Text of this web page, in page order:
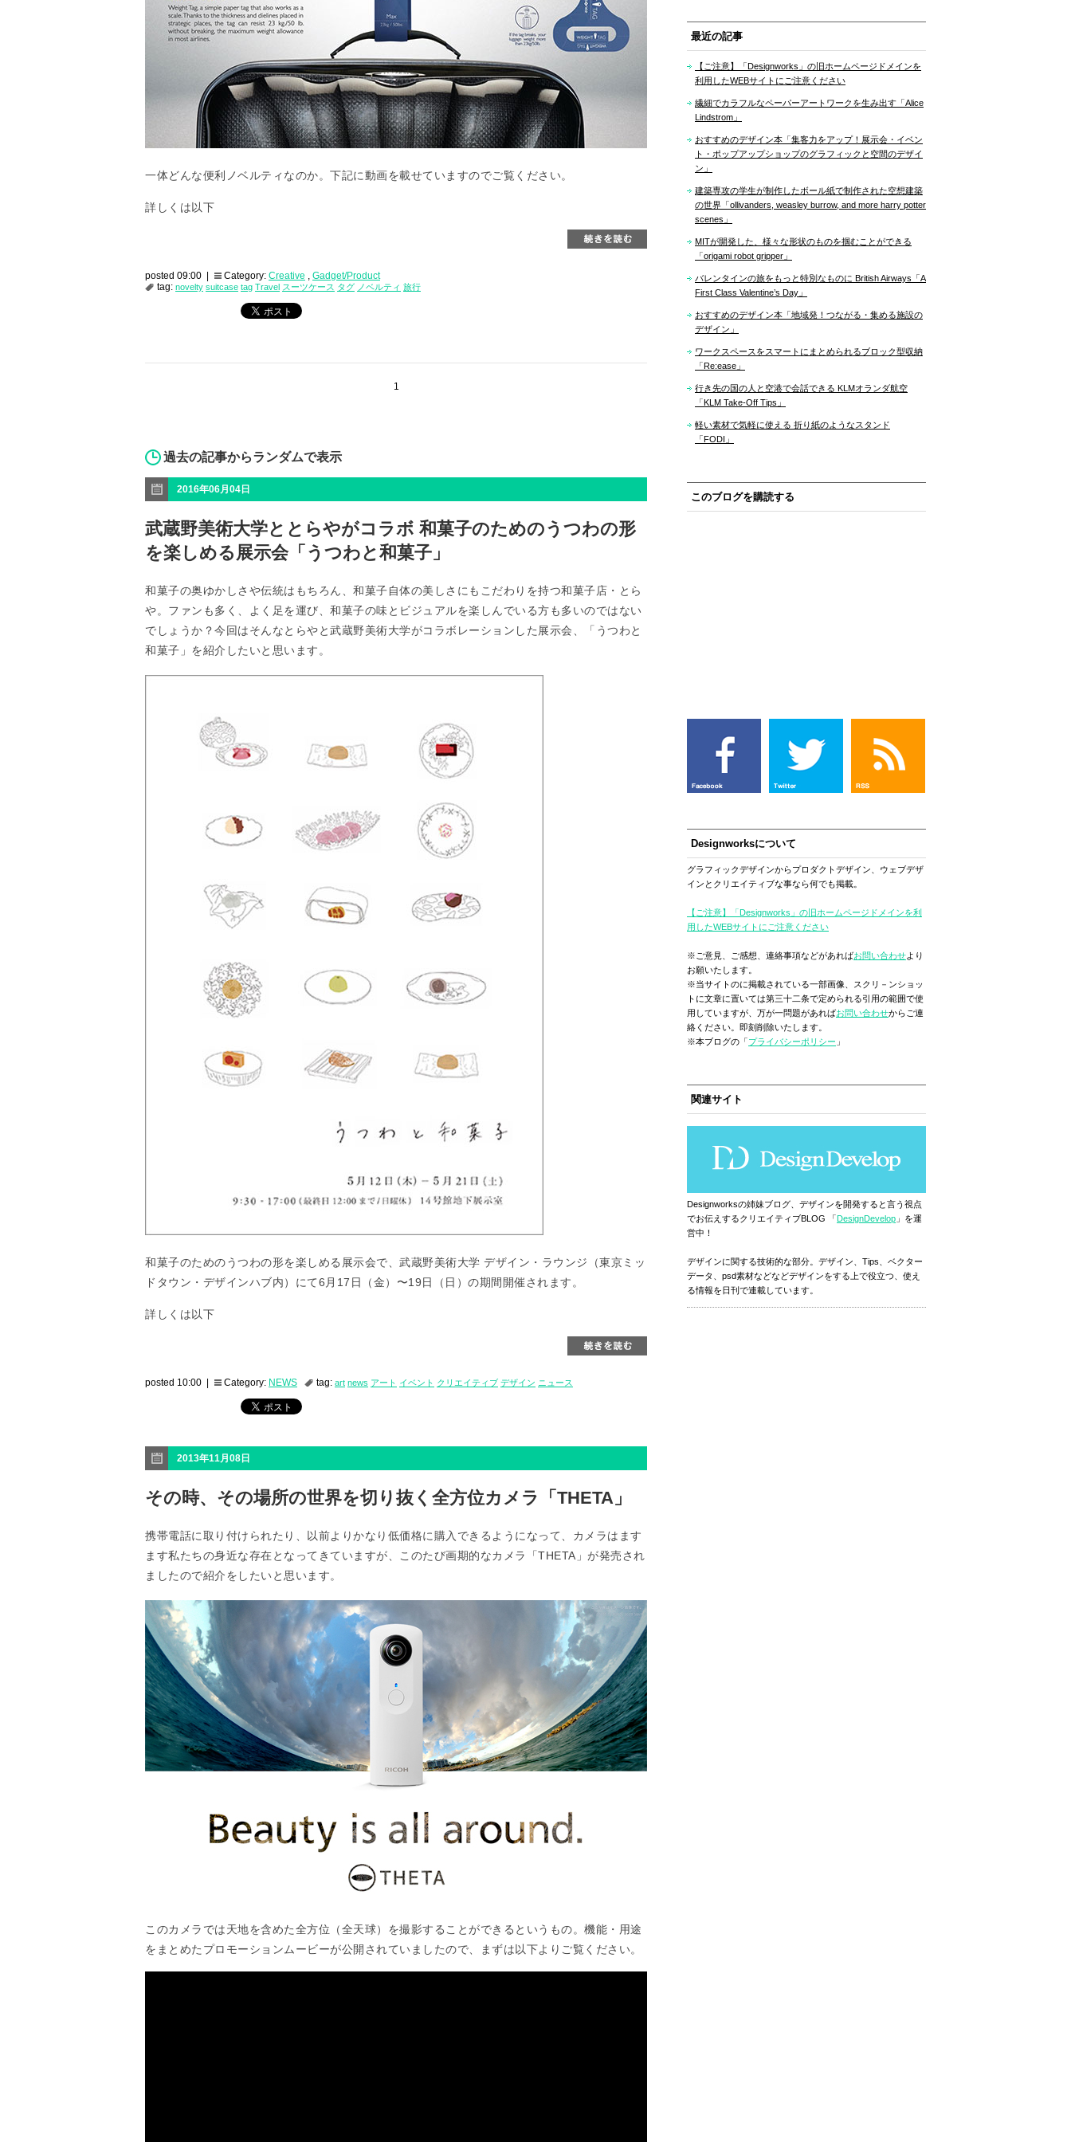
一体どんな便利ノベルティなのか。下記に動画を載せていますのでご覧ください。
詳しくは以下
posted 09:00 | Category: Creative , Gadget/Product
tag: novelty suitcase tag Travel スーツケース タグ ノベルティ 旅行
1
過去の記事からランダムで表示
2016年06月04日
武蔵野美術大学ととらやがコラボ 和菓子のためのうつわの形
を楽しめる展示会「うつわと和菓子」
和菓子の奥ゆかしさや伝統はもちろん、和菓子自体の美しさにもこだわりを持つ和菓子店・とら
や。ファンも多く、よく足を運び、和菓子の味とビジュアルを楽しんでいる方も多いのではない
でしょうか？今回はそんなとらやと武蔵野美術大学がコラボレーションした展示会、「うつわと
和菓子」を紹介したいと思います。
和菓子のためのうつわの形を楽しめる展示会で、武蔵野美術大学 デザイン・ラウンジ（東京ミッ
ドタウン・デザインハブ内）にて6月17日（金）〜19日（日）の期間開催されます。
詳しくは以下
posted 10:00 | Category: NEWS tag: art news アート イベント クリエイティブ デザイン ニュース
2013年11月08日
その時、その場所の世界を切り抜く全方位カメラ「THETA」
携帯電話に取り付けられたり、以前よりかなり低価格に購入できるようになって、カメラはます
ます私たちの身近な存在となってきていますが、このたび画期的なカメラ「THETA」が発売され
ましたので紹介をしたいと思います。
このカメラでは天地を含めた全方位（全天球）を撮影することができるというもの。機能・用途
をまとめたプロモーションムービーが公開されていましたので、まずは以下よりご覧ください。
最近の記事
【ご注意】「Designworks」の旧ホームページドメインを
利用したWEBサイトにご注意ください
繊細でカラフルなペーパーアートワークを生み出す「Alice
Lindstrom」
おすすめのデザイン本「集客力をアップ！展示会・イベン
ト・ポップアップショップのグラフィックと空間のデザイ
ン」
建築専攻の学生が制作したボール紙で制作された空想建築
の世界「ollivanders, weasley burrow, and more harry potter
scenes」
MITが開発した、様々な形状のものを掴むことができる
「origami robot gripper」
バレンタインの旅をもっと特別なものに British Airways「A
First Class Valentine’s Day」
おすすめのデザイン本「地域発！つながる・集める施設の
デザイン」
ワークスペースをスマートにまとめられるブロック型収納
「Re:ease」
行き先の国の人と空港で会話できる KLMオランダ航空
「KLM Take-Off Tips」
軽い素材で気軽に使える 折り紙のようなスタンド
「FODI」
このブログを購読する
Designworksについて
グラフィックデザインからプロダクトデザイン、ウェブデザ
インとクリエイティブな事なら何でも掲載。
【ご注意】「Designworks」の旧ホームページドメインを利
用したWEBサイトにご注意ください
※ご意見、ご感想、連絡事項などがあればお問い合わせより
お願いたします。
※当サイトのに掲載されている一部画像、スクリ－ンショッ
トに文章に置いては第三十二条で定められる引用の範囲で使
用していますが、万が一問題があればお問い合わせからご連
絡ください。即刻削除いたします。
※本ブログの「プライバシーポリシー 」
関連サイト
Designworksの姉妹ブログ、デザインを開発すると言う視点
でお伝えするクリエイティブBLOG 「DesignDevelop 」を運
営中！
デザインに関する技術的な部分。デザイン、Tips、ベクター
データ、psd素材などなどデザインをする上で役立つ、使え
る情報を日刊で連載しています。